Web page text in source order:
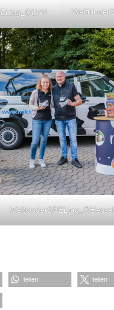
WeltkinderSPIELtag_©Hensel
teilen teilen